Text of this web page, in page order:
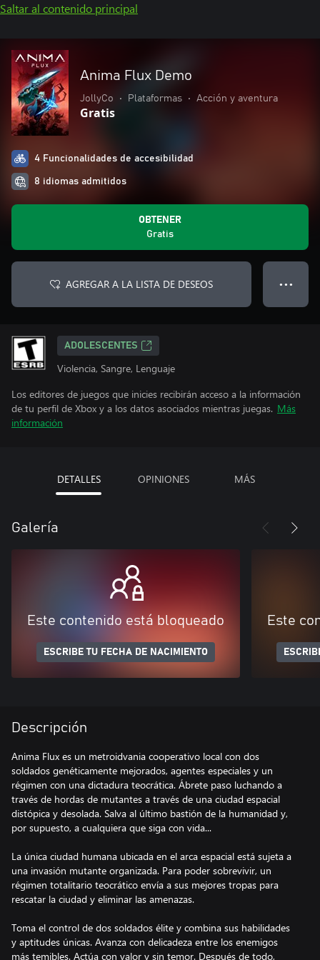
Saltar al contenido principal
Anima Flux Demo
JollyCo • Plataformas • Acción y aventura
Gratis
4 Funcionalidades de accesibilidad
8 idiomas admitidos
OBTENER
Gratis
AGREGAR A LA LISTA DE DESEOS ● ● ●
ADOLESCENTES
Violencia, Sangre, Lenguaje
Los editores de juegos que inicies recibirán acceso a la información
de tu perfil de Xbox y a los datos asociados mientras juegas. Más
información
DETALLES OPINIONES MÁS
Galería
Este contenido está bloqueado
ESCRIBE TU FECHA DE NACIMIENTO
Este
Descripción
Anima Flux es un metroidvania cooperativo local con dos
soldados genéticamente mejorados, agentes especiales y un
régimen con una dictadura teocrática. Ábrete paso luchando a
través de hordas de mutantes a través de una ciudad espacial
distópica y desolada. Salva al último bastión de la humanidad y,
por supuesto, a cualquiera que siga con vida...
La única ciudad humana ubicada en el arca espacial está sujeta a
una invasión mutante organizada. Para poder sobrevivir, un
régimen totalitario teocrático envía a sus mejores tropas para
rescatar la ciudad y eliminar las amenazas.
Toma el control de dos soldados élite y combina sus habilidades
y aptitudes únicas. Avanza con delicadeza entre los enemigos
más temibles. Actúa con valor y sin temor. Después de todo,